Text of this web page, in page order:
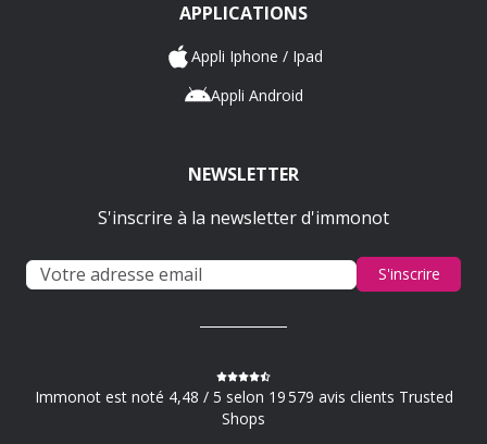
APPLICATIONS
Appli Iphone / Ipad
Appli Android
NEWSLETTER
S'inscrire à la newsletter d'immonot
S'inscrire
Immonot est noté 4,48 / 5 selon 19 579 avis clients Trusted
Shops